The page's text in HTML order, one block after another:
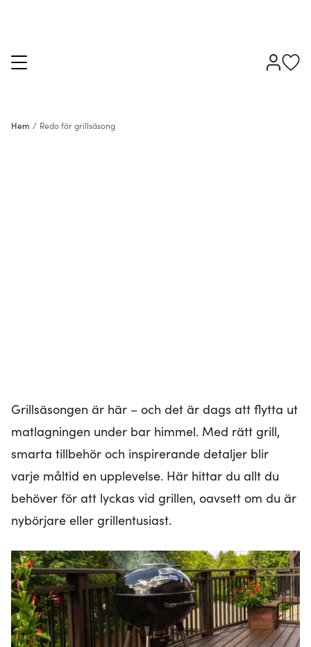
Hem / Redo för grillsäsong
Grillsäsongen är här – och det är dags att flytta ut
matlagningen under bar himmel. Med rätt grill,
smarta tillbehör och inspirerande detaljer blir
varje måltid en upplevelse. Här hittar du allt du
behöver för att lyckas vid grillen, oavsett om du är
nybörjare eller grillentusiast.